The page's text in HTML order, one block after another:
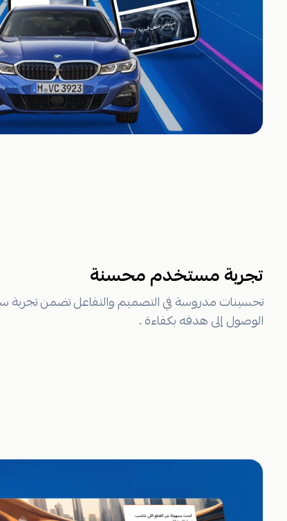
تجربة مستخدم محسنة
تحسينات مدروسة في التصميم والتفاعل تضمن تجربة
الوصول إلى هدفه بكفاءة .